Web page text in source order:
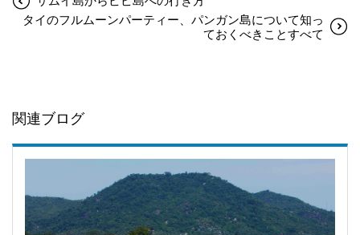
タイのフルムーンパーティー、パンガン島について知っ
ておくべきことすべて
関連ブログ